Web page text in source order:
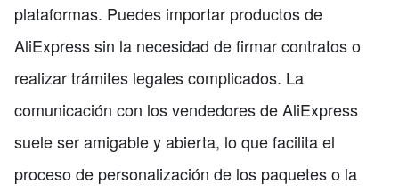
plataformas. Puedes importar productos de
AliExpress sin la necesidad de firmar contratos o
realizar trámites legales complicados. La
comunicación con los vendedores de AliExpress
suele ser amigable y abierta, lo que facilita el
proceso de personalización de los paquetes o la